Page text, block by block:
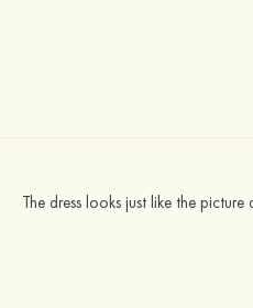
The dress looks just like the